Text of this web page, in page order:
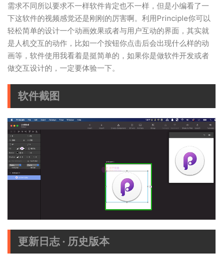
需求不同所以要求不一样软件肯定也不一样，但是小编看了一
下这软件的视频感觉还是刚刚的厉害啊。利用Principle你可以
轻松简单的设计一个动画效果或者与用户互动的界面，其实就
是人机交互的动作，比如一个按钮你点击后会出现什么样的动
画等，软件使用我看着是挺简单的，如果你是做软件开发或者
做交互设计的，一定要体验一下。
软件截图
更新日志 · 历史版本